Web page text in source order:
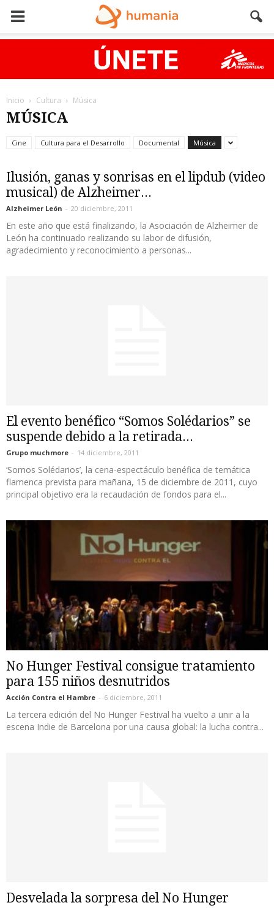
Inicio Cultura Música
MÚSICA
Cine Cultura para el Desarrollo Documental Música
Ilusión, ganas y sonrisas en el lipdub (video
musical) de Alzheimer...
Alzheimer León - 20 diciembre, 2011
En este año que está finalizando, la Asociación de Alzheimer de
León ha continuado realizando su labor de difusión,
agradecimiento y reconocimiento a personas...
El evento benéfico “Somos Solédarios” se
suspende debido a la retirada...
Grupo muchmore - 14 diciembre, 2011
‘Somos Solédarios’, la cena-espectáculo benéfica de temática
flamenca prevista para mañana, 15 de diciembre de 2011, cuyo
principal objetivo era la recaudación de fondos para el...
No Hunger Festival consigue tratamiento
para 155 niños desnutridos
Acción Contra el Hambre - 6 diciembre, 2011
La tercera edición del No Hunger Festival ha vuelto a unir a la
escena Indie de Barcelona por una causa global: la lucha contra...
Desvelada la sorpresa del No Hunger